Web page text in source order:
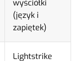
wyściółki
(język i
zapiętek)
Lightstrike